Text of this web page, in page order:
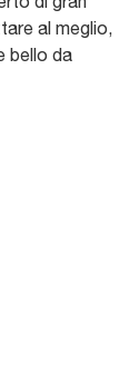
al meglio,
bello da